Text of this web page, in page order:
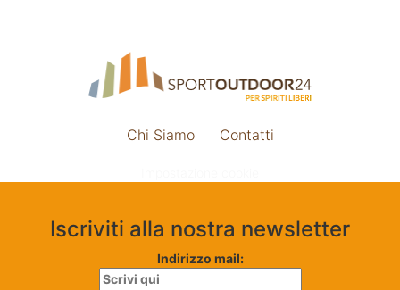
Chi Siamo Contatti
Iscriviti alla nostra newsletter
Indirizzo mail: